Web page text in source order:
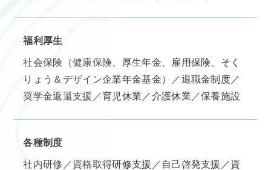
福利厚生
社会保険（健康保険、厚生年金、雇用保険、そく
りょう＆デザイン企業年金基金）／退職金制度／
奨学金返還支援／育児休業／介護休業／保養施設
各種制度
社内研修／資格取得研修支援／自己啓発支援／資